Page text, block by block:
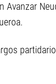
Avanzar